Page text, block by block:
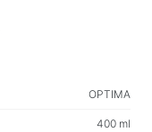
OPTIMA
400 ml